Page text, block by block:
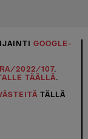
GOOGLE-
RA/2022/107.
TÄÄLLÄ.
TÄLLÄ